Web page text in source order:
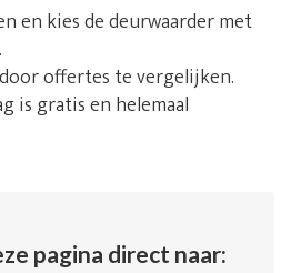
en kies de deurwaarder met
offertes te vergelijken.
is gratis en helemaal
pagina direct naar: